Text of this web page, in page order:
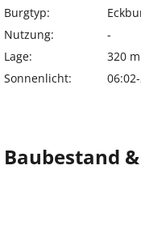
Burgtyp:
Nutzung:
-
Lage:
320
Sonnenlicht:
Baubestand